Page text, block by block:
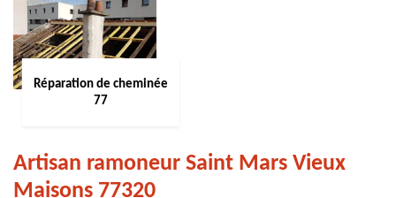
Réparation de cheminée
77
Artisan ramoneur Saint Mars Vieux
Maisons 77320